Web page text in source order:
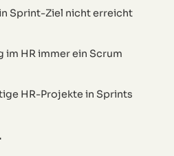
Sprint-Ziel nicht erreicht
im HR immer ein Scrum
HR-Projekte in Sprints